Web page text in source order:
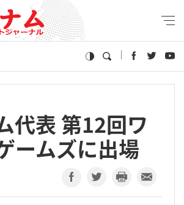
代表 第12回ワ
ームズに出場